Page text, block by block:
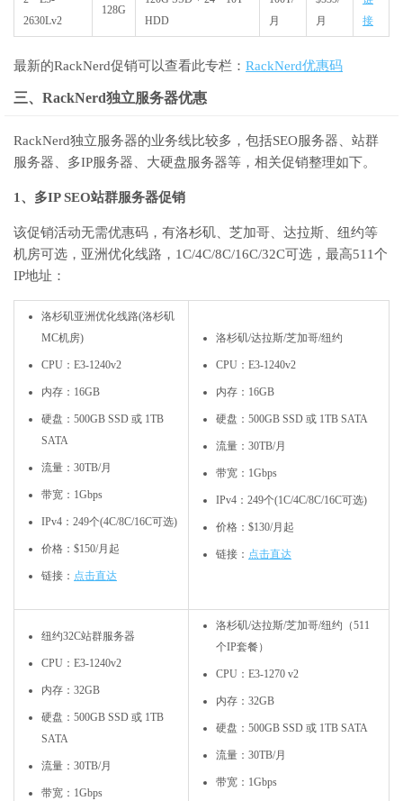
2630Lv2
128G
HDD
月
月
接
最新的RackNerd促销可以查看此专栏： RackNerd优惠码
三、RackNerd独立服务器优惠
RackNerd独立服务器的业务线比较多，包括SEO服务器、站群
服务器、多IP服务器、大硬盘服务器等，相关促销整理如下。
1、多IP SEO站群服务器促销
该促销活动无需优惠码，有洛杉矶、芝加哥、达拉斯、纽约等
机房可选，亚洲优化线路，1C/4C/8C/16C/32C可选，最高511个
IP地址：
洛杉矶亚洲优化线路(洛杉矶
MC机房)
CPU：E3-1240v2
内存：16GB
硬盘：500GB SSD 或 1TB
SATA
流量：30TB/月
带宽：1Gbps
IPv4：249个(4C/8C/16C可选)
价格：$150/月起
链接： 点击直达
洛杉矶/达拉斯/芝加哥/纽约
CPU：E3-1240v2
内存：16GB
硬盘：500GB SSD 或 1TB SATA
流量：30TB/月
带宽：1Gbps
IPv4：249个(1C/4C/8C/16C可选)
价格：$130/月起
链接： 点击直达
纽约32C站群服务器
CPU：E3-1240v2
内存：32GB
硬盘：500GB SSD 或 1TB
SATA
流量：30TB/月
带宽：1Gbps
洛杉矶/达拉斯/芝加哥/纽约（511
个IP套餐）
CPU：E3-1270 v2
内存：32GB
硬盘：500GB SSD 或 1TB SATA
流量：30TB/月
带宽：1Gbps